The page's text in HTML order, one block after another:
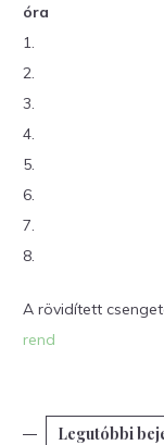
óra
1.
2.
3.
4.
5.
6.
7.
8.
A rövidített
rend
Legutóbbi